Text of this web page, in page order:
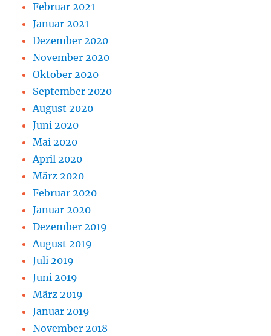
Februar 2021
Januar 2021
Dezember 2020
November 2020
Oktober 2020
September 2020
August 2020
Juni 2020
Mai 2020
April 2020
März 2020
Februar 2020
Januar 2020
Dezember 2019
August 2019
Juli 2019
Juni 2019
März 2019
Januar 2019
November 2018